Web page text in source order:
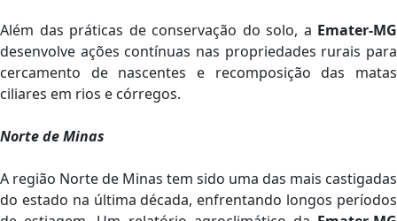
Além das práticas de conservação do solo, a Emater-MG
desenvolve ações contínuas nas propriedades rurais para
cercamento de nascentes e recomposição das matas
ciliares em rios e córregos.
Norte de Minas
A região Norte de Minas tem sido uma das mais castigadas
do estado na última década, enfrentando longos períodos